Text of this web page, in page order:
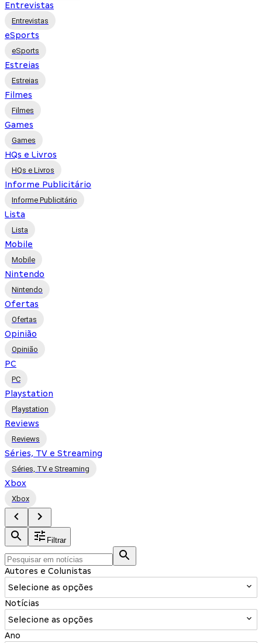
Entrevistas
Entrevistas
eSports
eSports
Estreias
Estreias
Filmes
Filmes
Games
Games
HQs e Livros
HQs e Livros
Informe Publicitário
Informe Publicitário
Lista
Lista
Mobile
Mobile
Nintendo
Nintendo
Ofertas
Ofertas
Opinião
Opinião
PC
PC
Playstation
Playstation
Reviews
Reviews
Séries, TV e Streaming
Séries, TV e Streaming
Xbox
Xbox
Filtrar
Autores e Colunistas
Selecione as opções
Notícias
Selecione as opções
Ano